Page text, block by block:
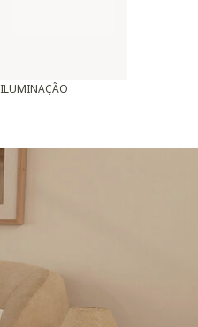
ILUMINAÇÃO